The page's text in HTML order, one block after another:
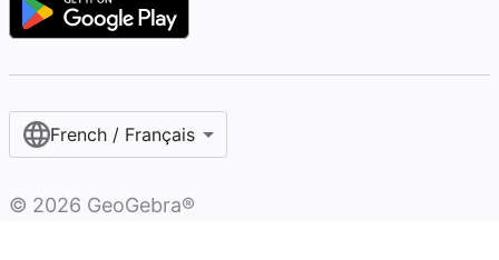
French / Français‎
© 2026 GeoGebra®